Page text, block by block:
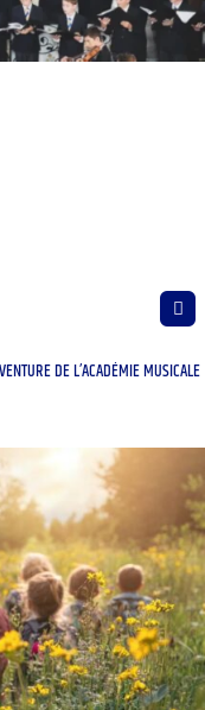
DE L’ACADÉMIE MUSICALE